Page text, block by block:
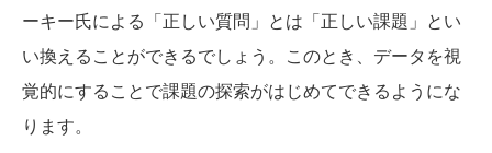
ーキー氏による「正しい質問」とは「正しい課題」とい
い換えることができるでしょう。このとき、データを視
覚的にすることで課題の探索がはじめてできるようにな
ります。